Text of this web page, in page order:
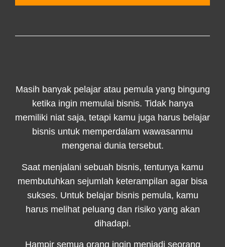
Masih banyak pelajar atau pemula yang bingung
ketika ingin memulai bisnis. Tidak hanya
memiliki niat saja, tetapi kamu juga harus belajar
bisnis untuk memperdalam wawasanmu
mengenai dunia tersebut.
Saat menjalani sebuah bisnis, tentunya kamu
membutuhkan sejumlah keterampilan agar bisa
sukses. Untuk belajar bisnis pemula, kamu
harus melihat peluang dan risiko yang akan
dihadapi.
Hampir semua orang ingin menjadi seorang